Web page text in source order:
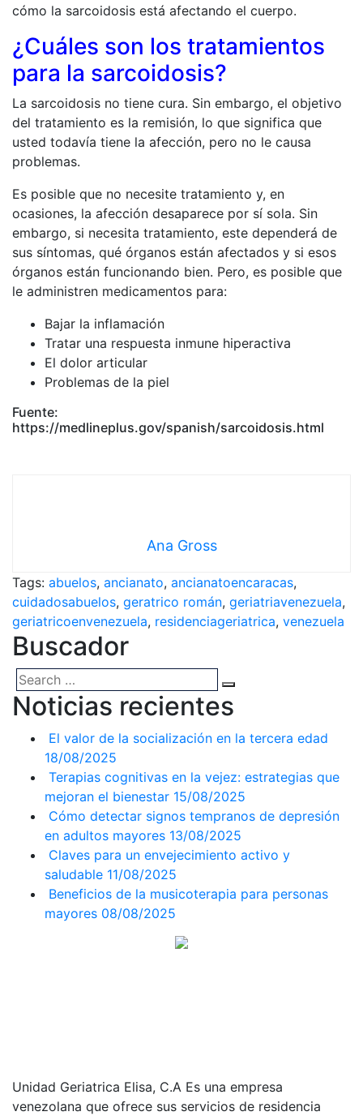
cómo la sarcoidosis está afectando el cuerpo.
¿Cuáles son los tratamientos
para la sarcoidosis?
La sarcoidosis no tiene cura. Sin embargo, el objetivo
del tratamiento es la remisión, lo que significa que
usted todavía tiene la afección, pero no le causa
problemas.
Es posible que no necesite tratamiento y, en
ocasiones, la afección desaparece por sí sola. Sin
embargo, si necesita tratamiento, este dependerá de
sus síntomas, qué órganos están afectados y si esos
órganos están funcionando bien. Pero, es posible que
le administren medicamentos para:
Bajar la inflamación
Tratar una respuesta inmune hiperactiva
El dolor articular
Problemas de la piel
Fuente:
https://medlineplus.gov/spanish/sarcoidosis.html
Ana Gross
Tags: abuelos, ancianato, ancianatoencaracas,
cuidadosabuelos, geratrico román, geriatriavenezuela,
geriatricoenvenezuela, residenciageriatrica, venezuela
Buscador
Noticias recientes
El valor de la socialización en la tercera edad
18/08/2025
Terapias cognitivas en la vejez: estrategias que
mejoran el bienestar 15/08/2025
Cómo detectar signos tempranos de depresión
en adultos mayores 13/08/2025
Claves para un envejecimiento activo y
saludable 11/08/2025
Beneficios de la musicoterapia para personas
mayores 08/08/2025
Unidad Geriatrica Elisa, C.A Es una empresa
venezolana que ofrece sus servicios de residencia